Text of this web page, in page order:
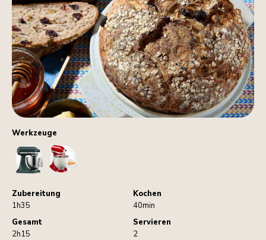
Werkzeuge
StandMixerBreadBowl
Zubereitung
1h35
Kochen
40min
Gesamt
2h15
Servieren
2